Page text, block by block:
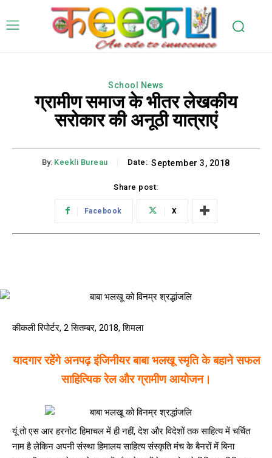
School News
ग्रामीण समाज के भीतर लेखकीय
सरोकार की अनूठी यात्राएं
By: Keekli Bureau Date: September 3, 2018
Share post:
Facebook X
कीकली रिपोर्टर, 2 सितम्बर, 2018, शिमला
यादगार रहेंगे अनपढ़ इंजिनीयर बाबा भलखू स्मृति के बहाने सफल
साहित्यिक रेल और ग्रामीण आयोजन।
यूं तो एस आर हरनोट हिमाचल में ही नहीं, देश और विदेशों तक साहित्य में चर्चित
नाम है लेकिन अपनी संस्था हिमालय साहित्य संस्कृति मंच के बैनरों में बिना